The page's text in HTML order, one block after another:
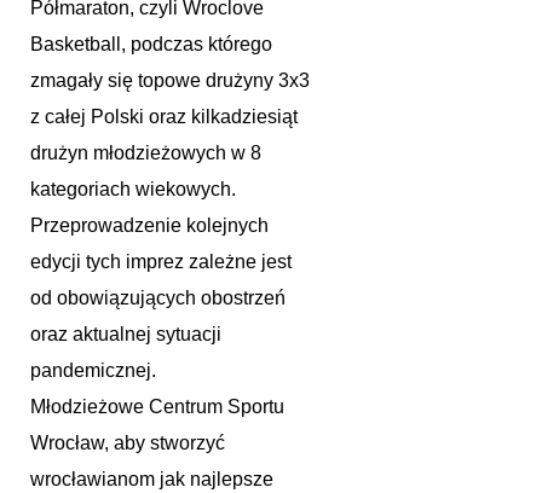
Półmaraton, czyli Wroclove
Basketball, podczas którego
zmagały się topowe drużyny 3x3
z całej Polski oraz kilkadziesiąt
drużyn młodzieżowych w 8
kategoriach wiekowych.
Przeprowadzenie kolejnych
edycji tych imprez zależne jest
od obowiązujących obostrzeń
oraz aktualnej sytuacji
pandemicznej.
Młodzieżowe Centrum Sportu
Wrocław, aby stworzyć
wrocławianom jak najlepsze